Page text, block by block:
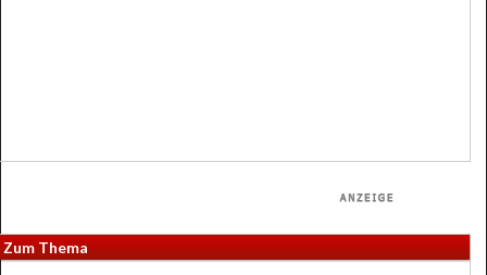
Zum Thema